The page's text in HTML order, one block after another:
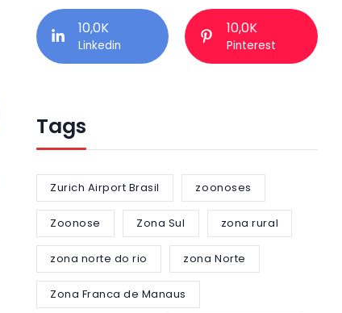
10,0K
Linkedin
10,0K
Pinterest
Tags
Zurich Airport Brasil zoonoses
Zoonose Zona Sul zona rural
zona norte do rio zona Norte
Zona Franca de Manaus